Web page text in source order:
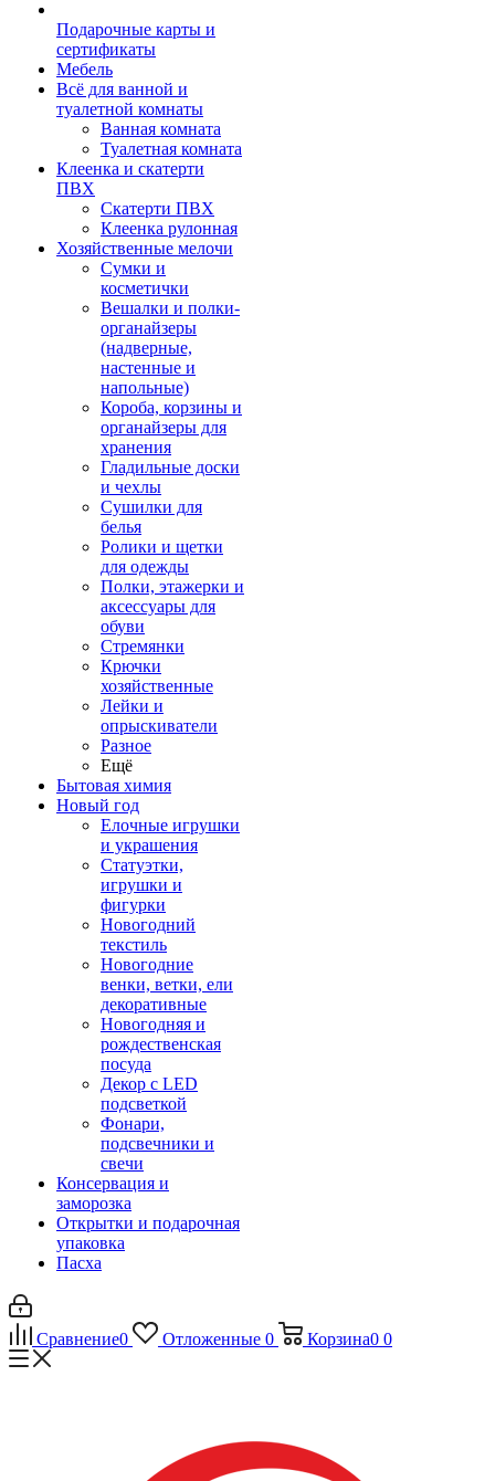
Подарочные карты и
сертификаты
Мебель
Всё для ванной и
туалетной комнаты
Ванная комната
Туалетная комната
Клеенка и скатерти
ПВХ
Скатерти ПВХ
Клеенка рулонная
Хозяйственные мелочи
Сумки и
косметички
Вешалки и полки-
органайзеры
(надверные,
настенные и
напольные)
Короба, корзины и
органайзеры для
хранения
Гладильные доски
и чехлы
Сушилки для
белья
Ролики и щетки
для одежды
Полки, этажерки и
аксессуары для
обуви
Стремянки
Крючки
хозяйственные
Лейки и
опрыскиватели
Разное
Ещё
Бытовая химия
Новый год
Елочные игрушки
и украшения
Статуэтки,
игрушки и
фигурки
Новогодний
текстиль
Новогодние
венки, ветки, ели
декоративные
Новогодняя и
рождественская
посуда
Декор с LED
подсветкой
Фонари,
подсвечники и
свечи
Консервация и
заморозка
Открытки и подарочная
упаковка
Пасха
Сравнение0 Отложенные 0 Корзина0 0